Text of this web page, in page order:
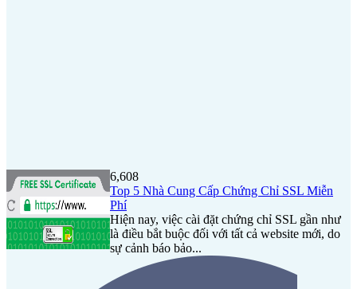
6,608
Top 5 Nhà Cung Cấp Chứng Chỉ SSL Miễn
Phí
Hiện nay, việc cài đặt chứng chỉ SSL gần như
là điều bắt buộc đối với tất cả website mới, do
sự cảnh báo bảo...